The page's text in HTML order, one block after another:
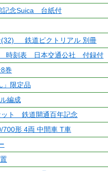
記念Suica 台紙付
(32) 鉄道ピクトリアル 別冊
時刻表 日本交通公社 付録付
巻
限定品
編成
ット 鉄道開通百年記念
700形 4両 中間車 T車